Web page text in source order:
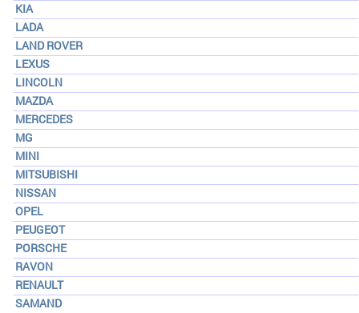
KIA
LADA
LAND ROVER
LEXUS
LINCOLN
MAZDA
MERCEDES
MG
MINI
MITSUBISHI
NISSAN
OPEL
PEUGEOT
PORSCHE
RAVON
RENAULT
SAMAND